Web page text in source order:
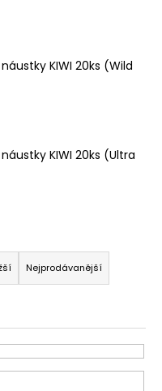
KIWI 20ks (Wild
KIWI 20ks (Ultra
Nejprodávanější